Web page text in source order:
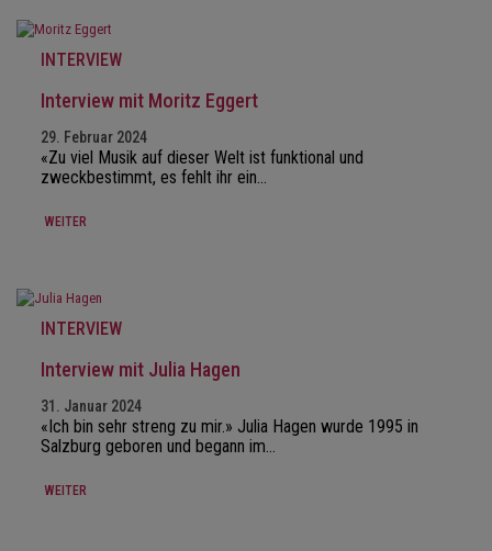
INTERVIEW
Interview mit Moritz Eggert
29. Februar 2024
«Zu viel Musik auf dieser Welt ist funktional und
zweckbestimmt, es fehlt ihr ein…
WEITER
INTERVIEW
Interview mit Julia Hagen
31. Januar 2024
«Ich bin sehr streng zu mir.» Julia Hagen wurde 1995 in
Salzburg geboren und begann im…
WEITER